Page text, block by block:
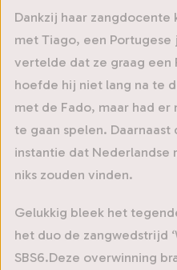
Dankzij haar zangdocente
met Tiago, een Portugese
vertelde dat ze graag een
hoefde hij niet lang na te
met de Fado, maar had
te gaan spelen.
instantie dat Nederlandse
niks zouden vinden.
Gelukkig bleek het
het duo de zangwedstrijd
SBS6.Deze overwinning